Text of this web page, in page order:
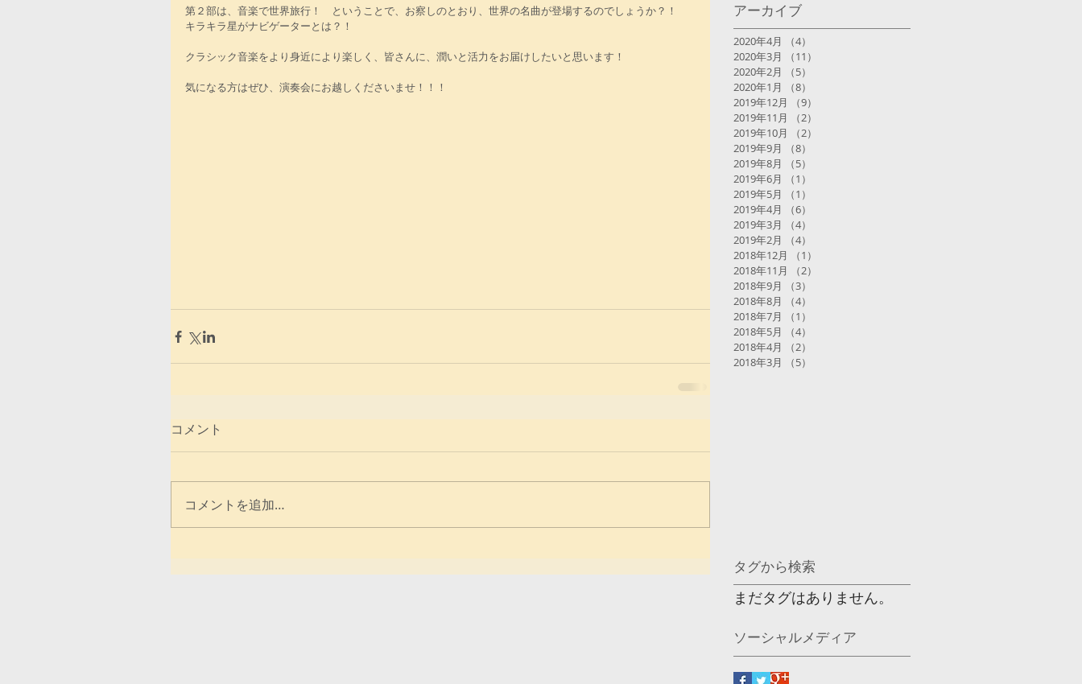
第２部は、音楽で世界旅行！　ということで、お察しのとおり、世界の名曲が登場するのでしょうか？！
キラキラ星がナビゲーターとは？！
クラシック音楽をより身近により楽しく、皆さんに、潤いと活力をお届けしたいと思います！
気になる方はぜひ、演奏会にお越しくださいませ！！！
コメント
コメントを追加…
アーカイブ
2020年4月 （4）
2020年3月
（11）
2020年2月
（5）
2020年1月
（8）
2019年12月
（9）
2019年11月
（2）
2019年10月
（2）
2019年9月
（8）
2019年8月
（5）
2019年6月
（1）
2019年5月
（1）
2019年4月
（6）
2019年3月
（4）
2019年2月
（4）
2018年12月
（1）
2018年11月
（2）
2018年9月
（3）
2018年8月
（4）
2018年7月
（1）
2018年5月
（4）
2018年4月
（2）
2018年3月
（5）
タグから検索
まだタグはありません。
ソーシャルメディア